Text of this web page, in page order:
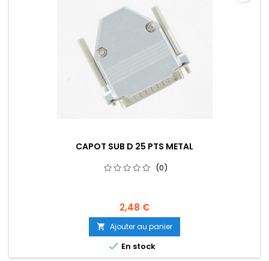
CAPOT SUB D 25 PTS METAL
(0)
2,48 €
 Ajouter au panier
 En stock